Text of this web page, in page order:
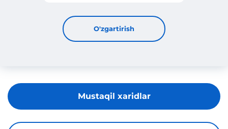
O'zgartirish
Mustaqil xaridlar